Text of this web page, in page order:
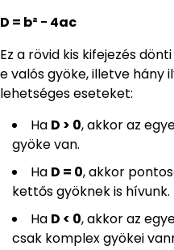
D = b² − 4ac
Ez a rövid kis kifejezés
e valós gyöke, illetve hány
lehetséges eseteket:
Ha D > 0, akkor az
gyöke van.
Ha D = 0, akkor
kettős gyöknek is hívunk.
Ha D < 0, akkor az
csak komplex gyökei